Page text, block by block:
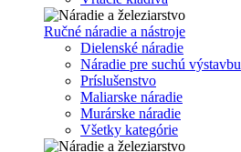
Ručné náradie a nástroje
Dielenské náradie
Náradie pre suchú výstavbu
Príslušenstvo
Maliarske náradie
Murárske náradie
Všetky kategórie